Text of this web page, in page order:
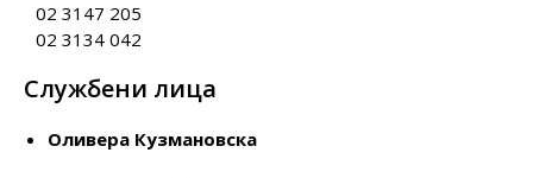
02 3147 205
02 3134 042
Службени лица
Оливера Кузмановска